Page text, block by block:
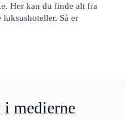
Her kan du finde alt fra
Så er
medierne